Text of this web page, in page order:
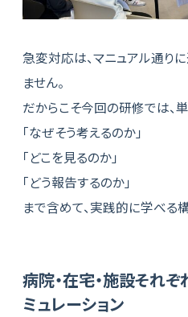
急変対応は、マニュアル通り
ません。
だからこそ今回の研修では、
「なぜそう考えるのか」
「どこを見るのか」
「どう報告するのか」
まで含めて、実践的に学べる
病院・在宅・施設それ
ミュレーション